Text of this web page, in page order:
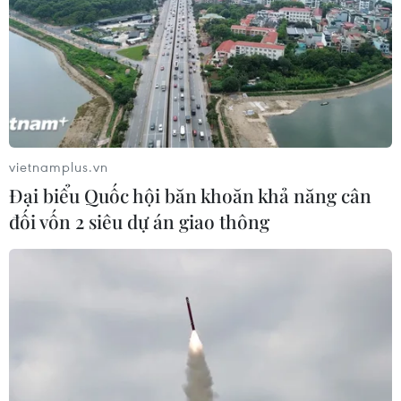
15/07/2026 09:42
Thành phố Hồ Chí Minh: Bền bỉ “giữ
lửa” dòng nhạc cổ động trong kỷ
nguyên số
15/07/2026 07:52
Lớp học ca trù miễn phí góp phần
Gala Tổ quốc bình yên - bản trường
ca nghệ thuật về lực lượng An ninh
vietnamplus.vn
Đại biểu Quốc hội băn khoăn khả năng cân
đối vốn 2 siêu dự án giao thông